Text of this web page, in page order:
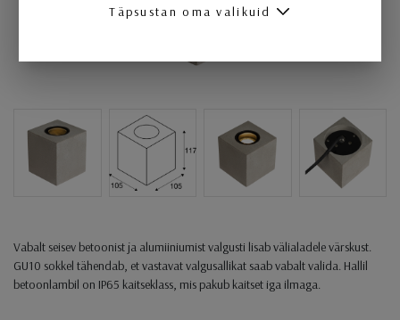
Vabalt seisev betoonist ja alumiiniumist valgusti lisab välialadele värskust.
GU10 sokkel tähendab, et vastavat valgusallikat saab vabalt valida. Hallil
betoonlambil on IP65 kaitseklass, mis pakub kaitset iga ilmaga.
Täpsustan oma valikuid